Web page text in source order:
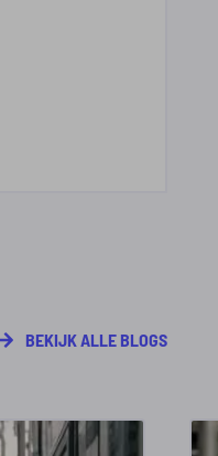
BEKIJK ALLE BLOGS